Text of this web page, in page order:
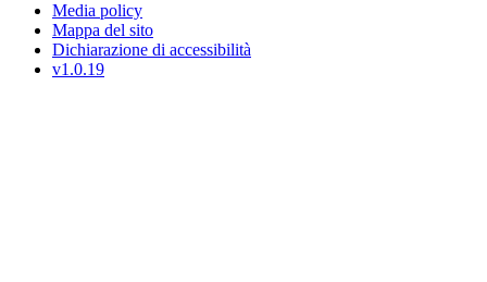
Media policy
Mappa del sito
Dichiarazione di accessibilità
v1.0.19